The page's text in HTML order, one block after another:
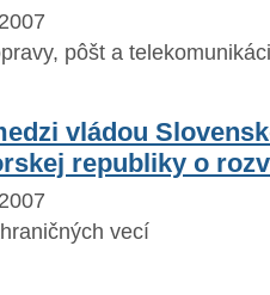
pôšt a
vládou
republiky o
vecí